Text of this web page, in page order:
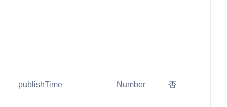
publishTime Number 否